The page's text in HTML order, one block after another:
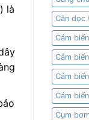
là
Căn dọc
Cảm
Cảm
Cảm
Cảm
Cụm